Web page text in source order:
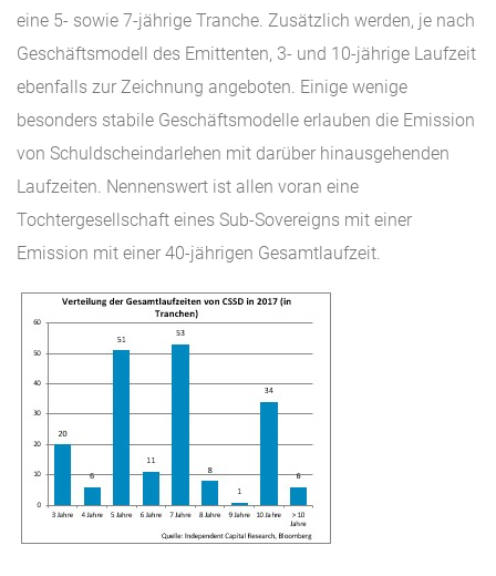
eine 5- sowie 7-jährige Tranche. Zusätzlich werden, je nach
Geschäftsmodell des Emittenten, 3- und 10-jährige Laufzeit
ebenfalls zur Zeichnung angeboten. Einige wenige
besonders stabile Geschäftsmodelle erlauben die Emission
von Schuldscheindarlehen mit darüber hinausgehenden
Laufzeiten. Nennenswert ist allen voran eine
Tochtergesellschaft eines Sub-Sovereigns mit einer
Emission mit einer 40-jährigen Gesamtlaufzeit.